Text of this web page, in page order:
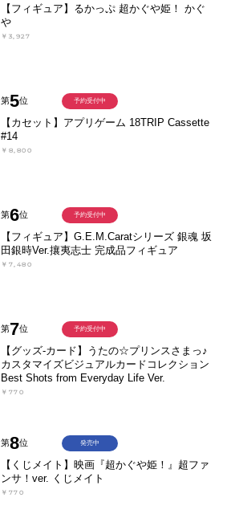
【フィギュア】るかっぷ 超かぐや姫！ かぐ
や
￥3,927
第5位
【カセット】アプリゲーム 18TRIP Cassette
#14
￥8,800
予約受付中
第6位
【フィギュア】G.E.M.Caratシリーズ 銀魂 坂
田銀時Ver.攘夷志士 完成品フィギュア
￥7,480
予約受付中
第7位
【グッズ-カード】うたの☆プリンスさまっ♪
カスタマイズビジュアルカードコレクション
Best Shots from Everyday Life Ver.
￥770
予約受付中
第8位
【くじメイト】映画『超かぐや姫！』超ファ
ンサ！ver. くじメイト
￥770
発売中